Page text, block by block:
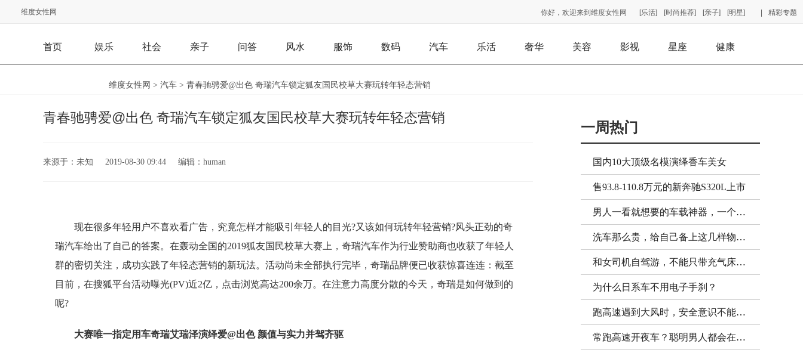
维度女性网 精彩专题
[乐活] [时尚推荐] [亲子] [明星]
你好，欢迎来到维度女性网
首页 娱乐 社会 亲子 问答 风水 服饰 数码 汽车 乐活 奢华 美容 影视 星座 健康
维度女性网 > 汽车 > 青春驰骋爱@出色 奇瑞汽车锁定狐友国民校草大赛玩转年轻态营销
青春驰骋爱@出色 奇瑞汽车锁定狐友国民校草大赛玩转年轻态营销
来源于： 未知 2019-08-30 09:44 编辑： human
现在很多年轻用户不喜欢看广告，究竟怎样才能吸引年轻人的目光?又该如何玩转年轻营销?风头正劲的奇
瑞汽车给出了自己的答案。在轰动全国的2019狐友国民校草大赛上，奇瑞汽车作为行业赞助商也收获了年轻人
群的密切关注，成功实践了年轻态营销的新玩法。活动尚未全部执行完毕，奇瑞品牌便已收获惊喜连连：截至
目前，在搜狐平台活动曝光(PV)近2亿，点击浏览高达200余万。在注意力高度分散的今天，奇瑞是如何做到的
呢?
大赛唯一指定用车奇瑞艾瑞泽演绎爱@出色 颜值与实力并驾齐驱
一周热门
国内10大顶级名模演绎香车美女
售93.8-110.8万元的新奔驰S320L上市
男人一看就想要的车载神器，一个比一个好用，特别是第三个
洗车那么贵，给自己备上这几样物件，轻松省下洗车钱
和女司机自驾游，不能只带充气床，带上它更浪漫
为什么日系车不用电子手刹？
跑高速遇到大风时，安全意识不能忘，聪明人带上这些车品更稳妥
常跑高速开夜车？聪明男人都会在车内装这些实用车品，好用又不贵